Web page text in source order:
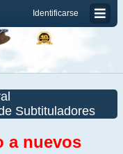
Identificarse
Subtituladores
a nuevos